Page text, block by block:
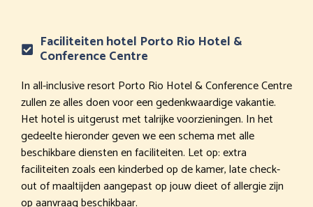
Faciliteiten hotel Porto Rio Hotel &
Conference Centre
In all-inclusive resort Porto Rio Hotel & Conference Centre
zullen ze alles doen voor een gedenkwaardige vakantie.
Het hotel is uitgerust met talrijke voorzieningen. In het
gedeelte hieronder geven we een schema met alle
beschikbare diensten en faciliteiten. Let op: extra
faciliteiten zoals een kinderbed op de kamer, late check-
out of maaltijden aangepast op jouw dieet of allergie zijn
op aanvraag beschikbaar.